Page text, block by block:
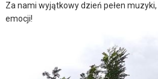
Za nami wyjątkowy dzień pełen
emocji!